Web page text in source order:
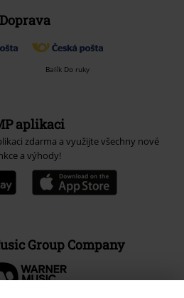
Doprava
Balík Do ruky
aplikaci
zdarma a využijte všechny nové
a výhody!
Group Company